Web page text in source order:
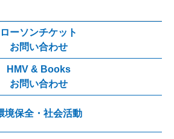
ローソンチケット
お問い合わせ
HMV & Books
お問い合わせ
境保全・社会活動